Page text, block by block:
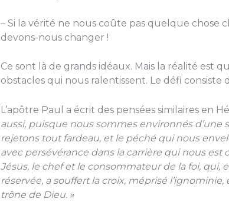
– Si la vérité ne nous coûte pas quelque chose
devons-nous changer !
Ce sont là de grands idéaux. Mais la réalité est
obstacles qui nous ralentissent. Le défi consiste
L’apôtre Paul a écrit des pensées similaires en
aussi, puisque nous sommes environnés d’une
rejetons tout fardeau, et le péché qui nous
avec persévérance dans la carrière qui nous est
Jésus, le chef et le consommateur de la foi, qui,
réservée, a souffert la croix, méprisé l’ignominie,
trône de Dieu. »